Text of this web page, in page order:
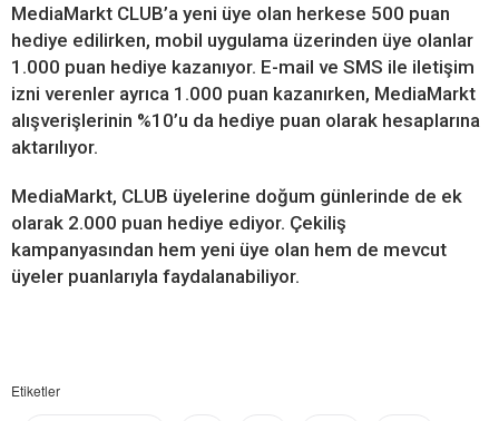
MediaMarkt CLUB’a yeni üye olan herkese 500 puan
hediye edilirken, mobil uygulama üzerinden üye olanlar
1.000 puan hediye kazanıyor. E-mail ve SMS ile iletişim
izni verenler ayrıca 1.000 puan kazanırken, MediaMarkt
alışverişlerinin %10’u da hediye puan olarak hesaplarına
aktarılıyor.
MediaMarkt, CLUB üyelerine doğum günlerinde de ek
olarak 2.000 puan hediye ediyor. Çekiliş
kampanyasından hem yeni üye olan hem de mevcut
üyeler puanlarıyla faydalanabiliyor.
Etiketler